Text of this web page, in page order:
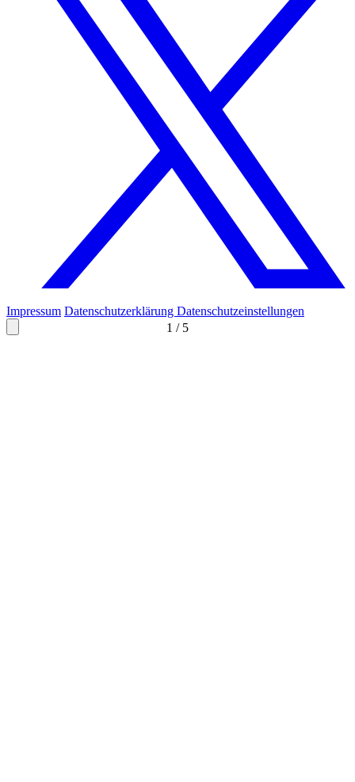
1 / 5
Impressum Datenschutzerklärung Datenschutzeinstellungen